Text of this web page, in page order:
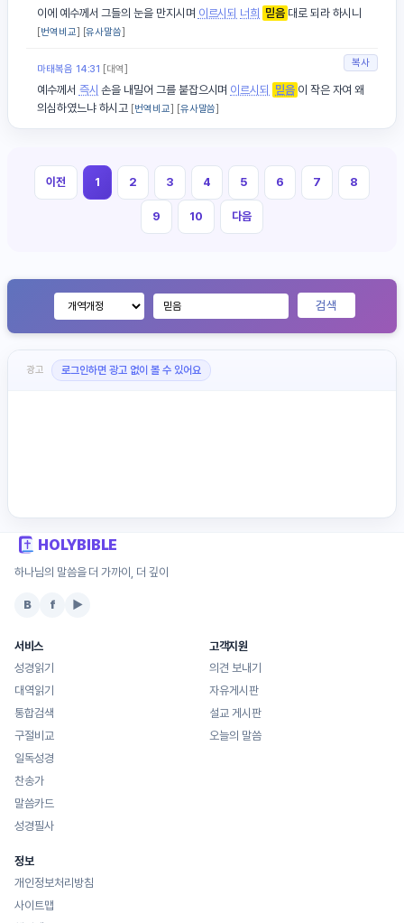
이에 예수께서 그들의 눈을 만지시며 이르시되 너희 믿음 대로 되라 하시니
[번역비교] [유사말씀]
복사
마태복음 14:31 [대역]
예수께서 즉시 손을 내밀어 그를 붙잡으시며 이르시되 믿음 이 작은 자여 왜
의심하였느냐 하시고 [번역비교] [유사말씀]
이전 1 2 3 4 5 6 7 8
9 10 다음
검색
광고 로그인하면 광고 없이 볼 수 있어요
HOLYBIBLE
하나님의 말씀을 더 가까이, 더 깊이
B f ▶
서비스
성경읽기
대역읽기
통합검색
구절비교
일독성경
찬송가
말씀카드
성경필사
고객지원
의견 보내기
자유게시판
설교 게시판
오늘의 말씀
정보
개인정보처리방침
사이트맵